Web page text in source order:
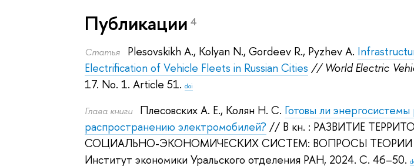
Публикации 4
Статья Plesovskikh A., Kolyan N.,Gordeev R., Pyzhev A.
Electrification of Vehicle Fleets in Russian Cities // World Electric
17. No. 1. Article 51. doi
Глава книги Плесовских А. Е., Колян Н. С. Готовы ли
распространению электромобилей? // В кн. : РАЗВИТИЕ
СОЦИАЛЬНО-ЭКОНОМИЧЕСКИХ СИСТЕМ: ВОПРОСЫ ТЕОРИИ
Институт экономики Уральского отделения РАН, 2024.С. 46–50.